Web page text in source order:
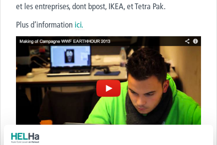
et les entreprises, dont bpost, IKEA, et Tetra Pak.
Plus d’information ici.